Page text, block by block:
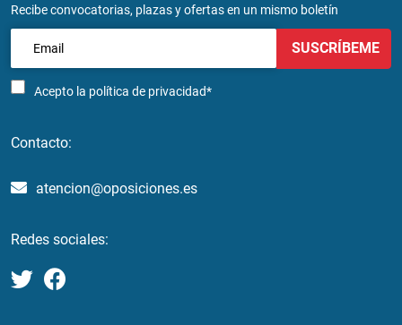
Recibe convocatorias, plazas y ofertas en un mismo boletín
Acepto la política de privacidad*
SUSCRÍBEME
Contacto:
atencion@oposiciones.es
Redes sociales: